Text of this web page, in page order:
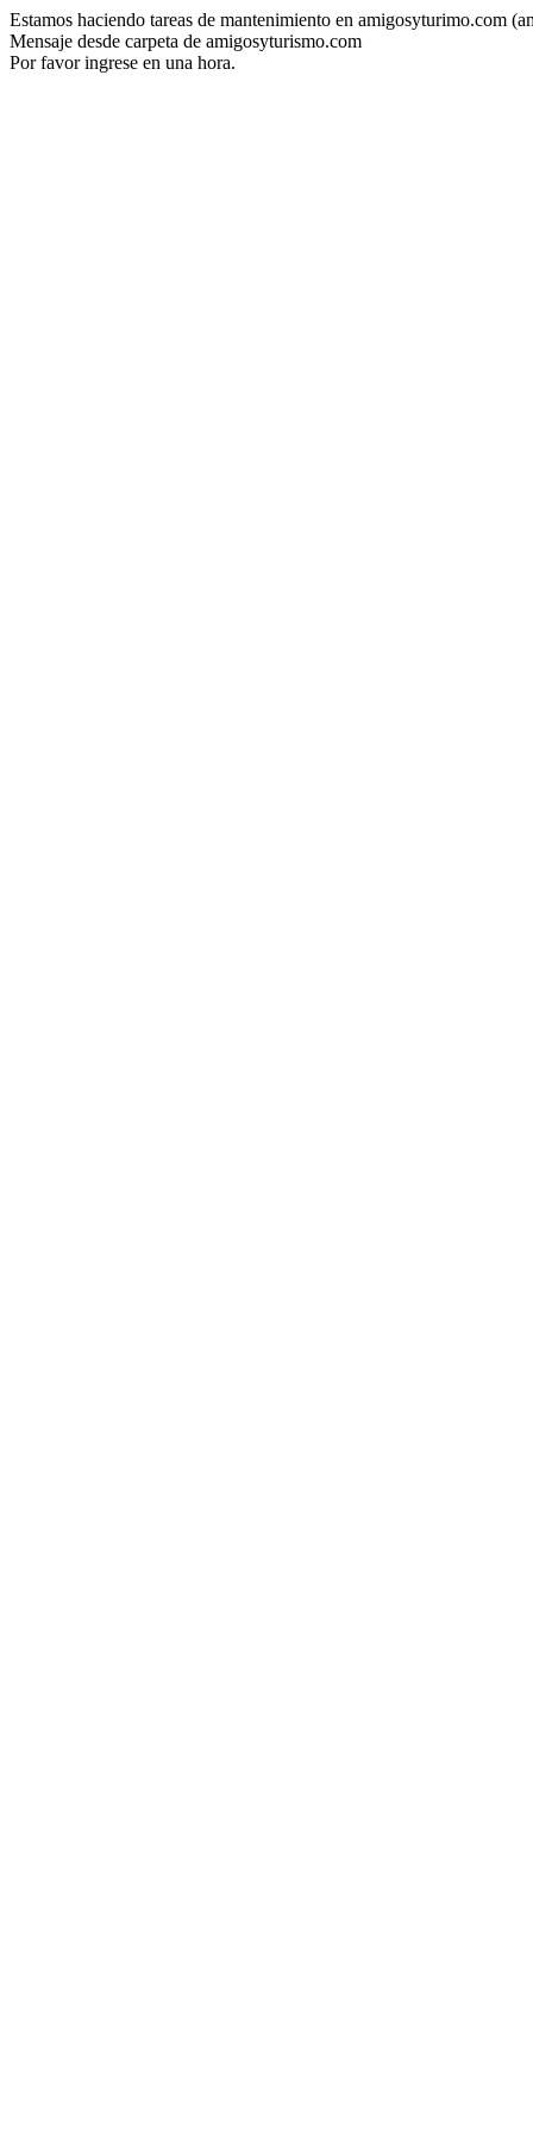
Estamos haciendo tareas de mantenimiento en amigosyturimo.com
Mensaje desde carpeta de amigosyturismo.com
Por favor ingrese en una hora.